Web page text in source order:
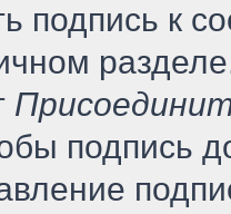
подпись к
подпись